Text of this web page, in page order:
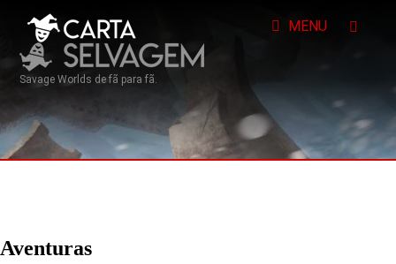
Savage Worlds de fã para fã.
MENU
Aventuras